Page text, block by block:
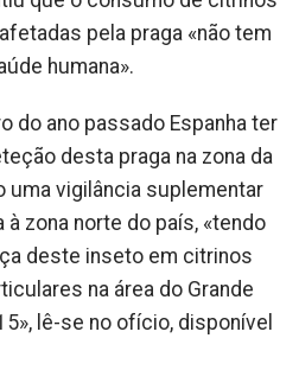
pela praga «não tem
humana».
do ano passado Espanha ter
desta praga na zona da
uma vigilância suplementar
zona norte do país, «tendo
deste inseto em citrinos
na área do Grande
lê-se no ofício, disponível